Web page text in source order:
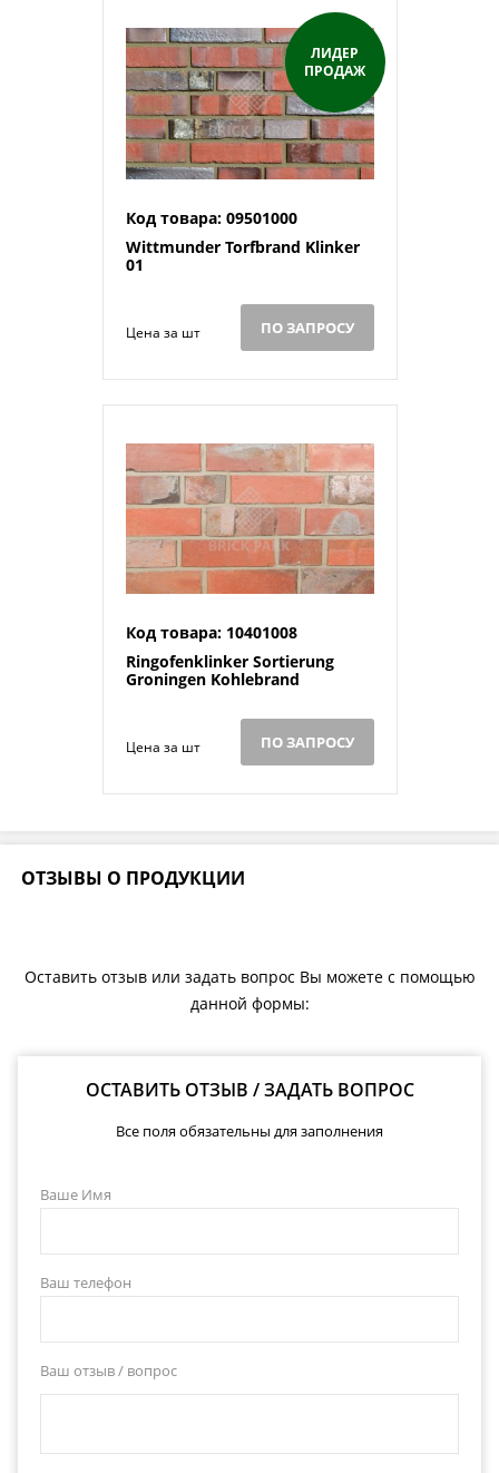
ЛИДЕР
ПРОДАЖ
Код товара: 09501000
Wittmunder Torfbrand Klinker
01
Цена за шт ПО ЗАПРОСУ
Код товара: 10401008
Ringofenklinker Sortierung
Groningen Kohlebrand
Цена за шт ПО ЗАПРОСУ
ОТЗЫВЫ О ПРОДУКЦИИ
Оставить отзыв или задать вопрос Вы можете с помощью
данной формы:
ОСТАВИТЬ ОТЗЫВ / ЗАДАТЬ ВОПРОС
Все поля обязательны для заполнения
Ваше Имя
Ваш телефон
Ваш отзыв / вопрос